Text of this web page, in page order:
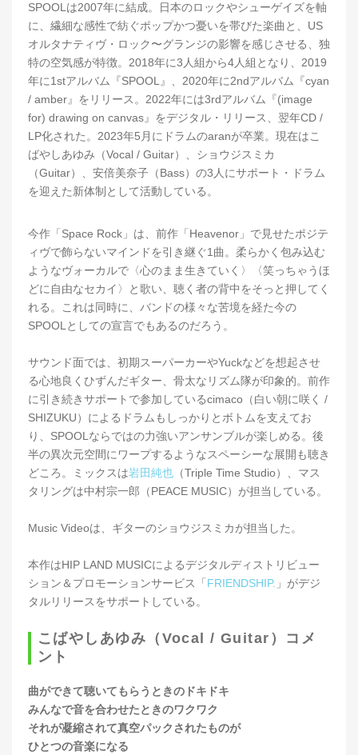
SPOOLは2007年に結成。日本のロックやシューゲイズを軸
に、繊細な感性で紡ぐポップかつ憂いを帯びた楽曲と、US
オルタナティヴ・ロック〜グランジの影響を感じさせる、独
特の空気感が特徴。2018年に3人組から4人組となり、2019
年に1stアルバム『SPOOL』、2020年に2ndアルバム『cyan
/ amber』をリリース。2022年には3rdアルバム『(image
for) drawing on canvas』をデジタル・リリース、翌年CD /
LP化された。2023年5月にドラムのaranが卒業。現在はこ
ばやしあゆみ（Vocal / Guitar）、ショウジスミカ
（Guitar）、安倍美奈子（Bass）の3人にサポート・ドラム
を迎えた新体制として活動している。
今作「Space Rock」は、前作「Heavenor」で見せたポジテ
ィヴで飾らないマインドを引き継ぐ1曲。柔らかく包み込む
ようなヴォーカルで〈心のまま生きていく〉〈笑っちゃうほ
どに自由なセカイ〉と歌い、聴く者の背中をそっと押してく
れる。これは同時に、バンドの様々な苦境を経た今の
SPOOLとしての宣言でもあるのだろう。
サウンド面では、初期スーパーカーやYuckなどを想起させ
る心地良くひずんだギター、骨太なリズム隊が印象的。前作
に引き続きサポートで参加しているcimaco（白い朝に咲く /
SHIZUKU）によるドラムもしっかりとボトムを支えてお
り、SPOOLならではの力強いアンサンブルが楽しめる。後
半の異次元空間にワープするようなスペーシーな展開も聴き
どころ。ミックスは岩田純也 （Triple Time Studio）、マス
タリングは中村宗一郎（PEACE MUSIC）が担当している。
Music Videoは、ギターのショウジスミカが担当した。
本作はHIP LAND MUSICによるデジタルディストリビュー
ション＆プロモーションサービス「 FRIENDSHIP. 」がデジ
タルリリースをサポートしている。
こばやしあゆみ（Vocal / Guitar）コメ
ント
曲ができて聴いてもらうときのドキドキ
みんなで音を合わせたときのワクワク
それが凝縮されて真空パックされたものが
ひとつの音楽になる